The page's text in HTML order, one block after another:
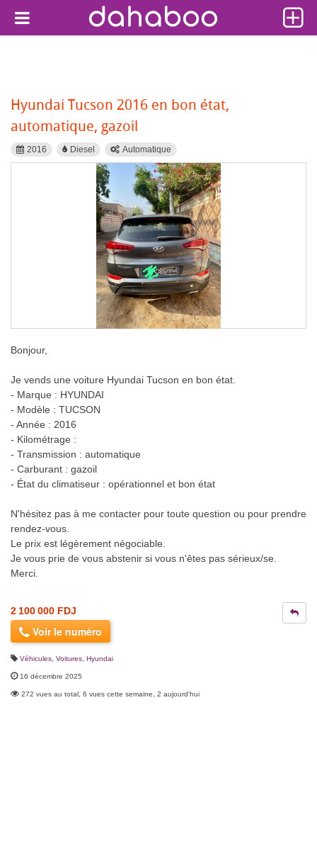
Hyundai Tucson 2016 en bon état,
automatique, gazoil
2016 Diesel Automatique
Bonjour,
Je vends une voiture Hyundai Tucson en bon état.
- Marque : HYUNDAI
- Modèle : TUCSON
- Année : 2016
- Kilométrage :
- Transmission : automatique
- Carburant : gazoil
- État du climatiseur : opérationnel et bon état
N'hésitez pas à me contacter pour toute question ou pour prendre
rendez-vous.
Le prix est légèrement négociable.
Je vous prie de vous abstenir si vous n'êtes pas sérieux/se.
Merci.
2 100 000 FDJ
Voir le numéro
Véhicules Voitures Hyundai
16 décembre 2025
272 vues au total, 6 vues cette semaine, 2 aujourd'hui